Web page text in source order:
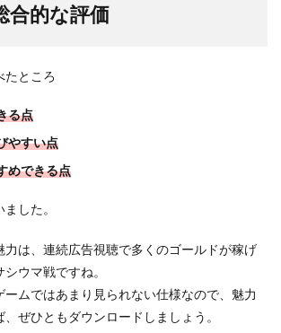
合的な評価
たところ
る点
やすい点
めできる点
した。
力は、連続広告視聴で多くのゴールドが稼げ
ウマ戦ですね。
ームではあまり見られない仕様なので、魅力
ぜひともダウンロードしましょう。